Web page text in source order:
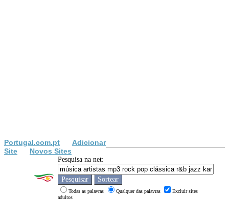
Portugal.com.pt
Adicionar
Site
Novos Sites
Pesquisa na net:
Todas as palavras Qualquer das palavras
Excluir sites
adultos